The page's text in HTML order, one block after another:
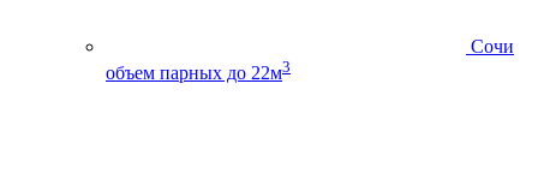
Сочи
объем парных до 22м3